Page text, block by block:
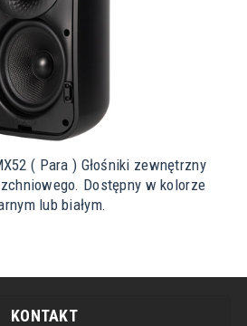
( Para ) Głośniki zewnętrzny
Dostępny w kolorze
lub białym.
KONTAKT